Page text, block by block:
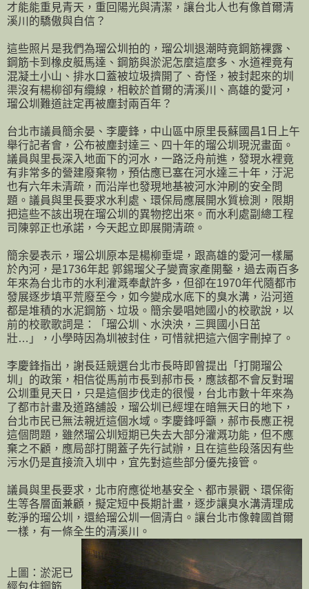
才能能重見青天，重回陽光與清潔，讓台北人也有像首爾清
溪川的驕傲與自信？
這些照片是我們為瑠公圳拍的，瑠公圳退潮時竟鋼筋裸露、
鋼筋卡到橡皮艇馬達、鋼筋與淤泥怎麼這麼多、水道裡竟有
混凝土小山、排水口蓋被垃圾擠開了、奇怪，被封起來的圳
渠沒有楊柳卻有纜線，相較於首爾的清溪川、高雄的愛河，
瑠公圳難道註定再被塵封兩百年？
台北市議員簡余晏、李慶鋒，中山區中原里長蘇國昌1日上午
舉行記者會，公布被塵封達三、四十年的瑠公圳現況畫面。
議員與里長深入地面下的河水，一路泛舟前進，發現水裡竟
有非常多的營建廢棄物，預估應已塞在河水達三十年，汙泥
也有六年未清疏，而沿岸也發現地基被河水沖刷的安全問
題。議員與里長要求水利處、環保局應展開水質檢測，限期
把這些不該出現在瑠公圳的異物挖出來。而水利處副總工程
司陳郭正也承諾，今天起立即展開清疏。
簡余晏表示，瑠公圳原本是楊柳垂堤，跟高雄的愛河一樣屬
於內河，是1736年起 郭錫瑠父子變賣家產開鑿，過去兩百多
年來為台北市的水利灌溉奉獻許多，但卻在1970年代隨都市
發展逐步填平荒廢至今，如今變成水底下的臭水溝，沿河道
都是堆積的水泥鋼筋、垃圾。簡余晏唱她國小的校歌說，以
前的校歌歌詞是：「瑠公圳、水泱泱，三興國小日茁
壯…」，小學時因為圳被封住，可惜就把這六個字刪掉了。
李慶鋒指出，謝長廷競選台北市長時即曾提出「打開瑠公
圳」的政策，相信從馬前市長到郝市長，應該都不會反對瑠
公圳重見天日，只是這個步伐走的很慢，台北市數十年來為
了都市計畫及道路舖設，瑠公圳已經埋在暗無天日的地下，
台北市民已無法親近這個水域。李慶鋒呼籲，郝市長應正視
這個問題，雖然瑠公圳短期已失去大部分灌溉功能，但不應
棄之不顧，應局部打開蓋子先行試辦，且在這些段落因有些
污水仍是直接流入圳中，宜先對這些部分優先接管。
議員與里長要求，北市府應從地基安全、都市景觀、環保衛
生等各層面兼顧，擬定短中長期計畫，逐步讓臭水溝清理成
乾淨的瑠公圳，還給瑠公圳一個清白。讓台北市像韓國首爾
一樣，有一條全生的清溪川。
上圖：淤泥已
經包住鋼筋